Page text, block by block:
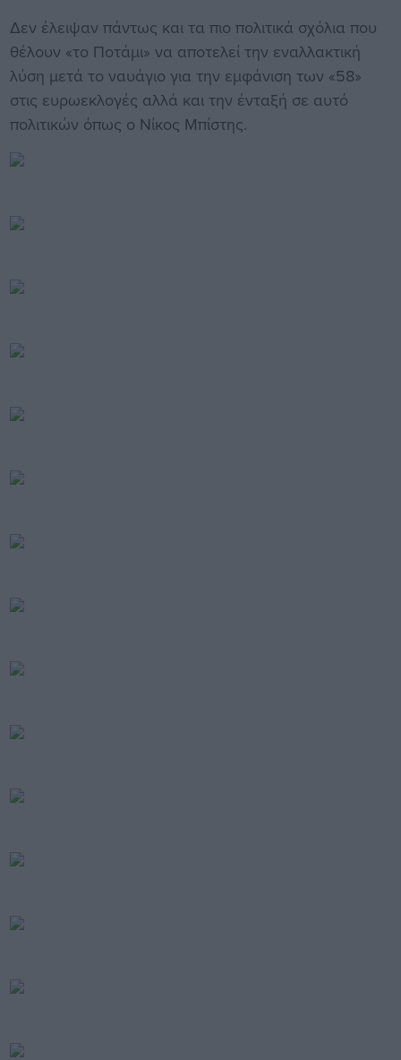
Δεν έλειψαν πάντως και τα πιο πολιτικά σχόλια που
θέλουν «το Ποτάμι» να αποτελεί την εναλλακτική
λύση μετά το ναυάγιο για την εμφάνιση των «58»
στις ευρωεκλογές αλλά και την ένταξή σε αυτό
πολιτικών όπως ο Νίκος Μπίστης.